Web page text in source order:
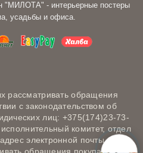
"МИЛОТА" - интерьерные постеры
усадьбы и офиса.
рассматривать обращения
с законодательством об
лиц: +375(174)23-73-
комитет, отдел
электронной почты лица,